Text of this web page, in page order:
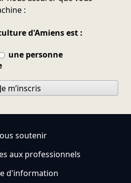
:
d'Amiens est :
une personne
Je m’inscris
soutenir
aux professionnels
d'information